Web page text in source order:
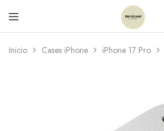
Inicio Cases iPhone iPhone 17 Pro